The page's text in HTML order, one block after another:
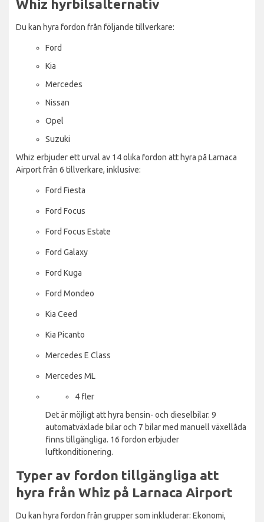
Whiz hyrbilsalternativ
Du kan hyra fordon från följande tillverkare:
Ford
Kia
Mercedes
Nissan
Opel
Suzuki
Whiz erbjuder ett urval av 14 olika fordon att hyra på Larnaca
Airport från 6 tillverkare, inklusive:
Ford Fiesta
Ford Focus
Ford Focus Estate
Ford Galaxy
Ford Kuga
Ford Mondeo
Kia Ceed
Kia Picanto
Mercedes E Class
Mercedes ML
4 fler
Det är möjligt att hyra bensin- och dieselbilar. 9
automatväxlade bilar och 7 bilar med manuell växellåda
finns tillgängliga. 16 fordon erbjuder
luftkonditionering.
Typer av fordon tillgängliga att
hyra från Whiz på Larnaca Airport
Du kan hyra fordon från grupper som inkluderar: Ekonomi,